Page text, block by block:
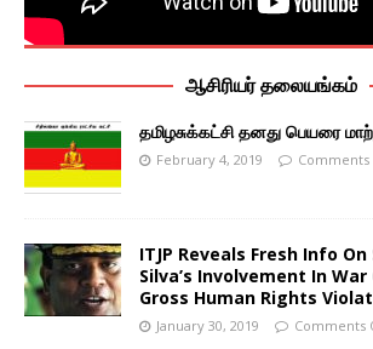
ஆசிரியர் தலையங்கம்
தமிழசுக்கட்சி தனது பெயரை
February 4, 2019 Comments
ITJP Reveals Fresh Info
Silva’s Involvement In
Gross Human Rights
January 30, 2019 Comments